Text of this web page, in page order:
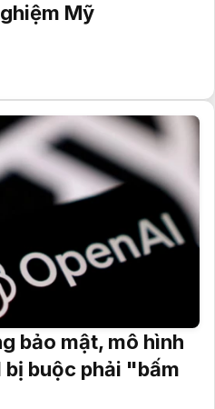
Mỹ
bảo mật, mô hình
bị buộc phải "bấm